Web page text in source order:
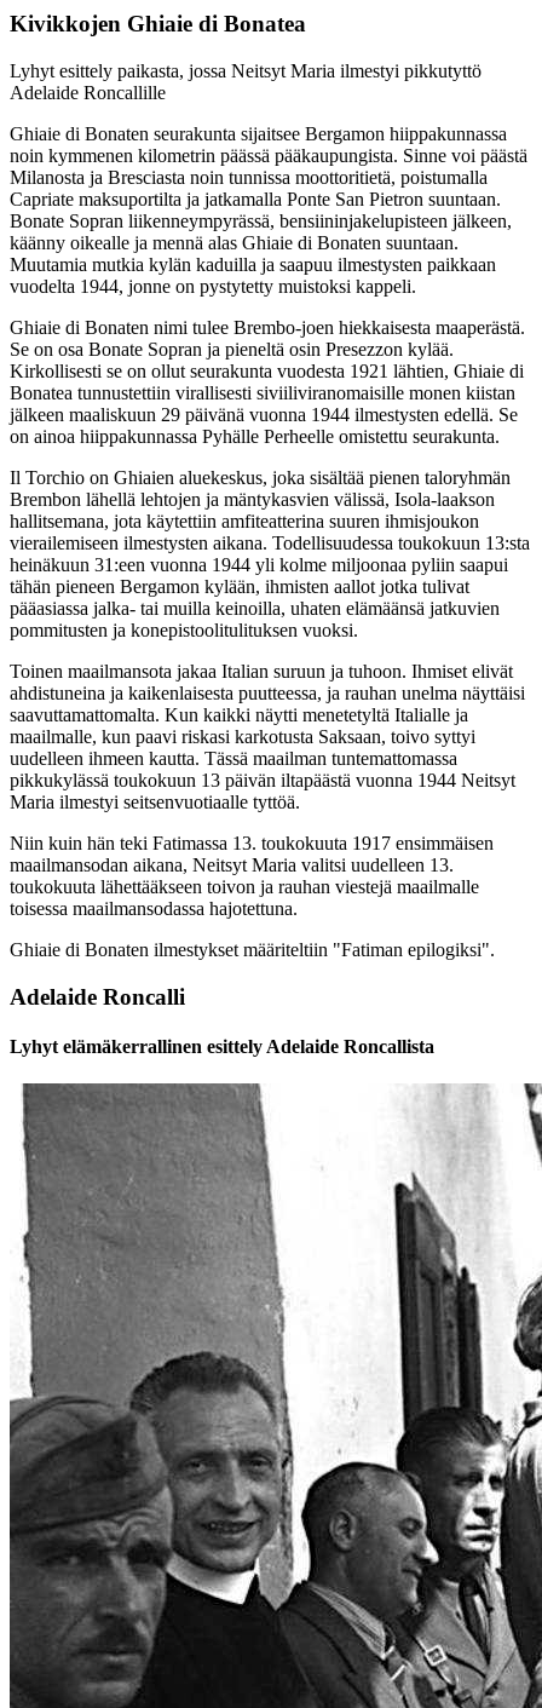
Kivikkojen Ghiaie di Bonatea
Lyhyt esittely paikasta, jossa Neitsyt Maria ilmestyi pikkutyttö
Adelaide Roncallille
Ghiaie di Bonaten seurakunta sijaitsee Bergamon hiippakunnassa
noin kymmenen kilometrin päässä pääkaupungista. Sinne voi päästä
Milanosta ja Bresciasta noin tunnissa moottoritietä, poistumalla
Capriate maksuportilta ja jatkamalla Ponte San Pietron suuntaan.
Bonate Sopran liikenneympyrässä, bensiininjakelupisteen jälkeen,
käänny oikealle ja mennä alas Ghiaie di Bonaten suuntaan.
Muutamia mutkia kylän kaduilla ja saapuu ilmestysten paikkaan
vuodelta 1944, jonne on pystytetty muistoksi kappeli.
Ghiaie di Bonaten nimi tulee Brembo-joen hiekkaisesta maaperästä.
Se on osa Bonate Sopran ja pieneltä osin Presezzon kylää.
Kirkollisesti se on ollut seurakunta vuodesta 1921 lähtien, Ghiaie di
Bonatea tunnustettiin virallisesti siviiliviranomaisille monen kiistan
jälkeen maaliskuun 29 päivänä vuonna 1944 ilmestysten edellä. Se
on ainoa hiippakunnassa Pyhälle Perheelle omistettu seurakunta.
Il Torchio on Ghiaien aluekeskus, joka sisältää pienen taloryhmän
Brembon lähellä lehtojen ja mäntykasvien välissä, Isola-laakson
hallitsemana, jota käytettiin amfiteatterina suuren ihmisjoukon
vierailemiseen ilmestysten aikana. Todellisuudessa toukokuun 13:sta
heinäkuun 31:een vuonna 1944 yli kolme miljoonaa pyliin saapui
tähän pieneen Bergamon kylään, ihmisten aallot jotka tulivat
pääasiassa jalka- tai muilla keinoilla, uhaten elämäänsä jatkuvien
pommitusten ja konepistoolitulituksen vuoksi.
Toinen maailmansota jakaa Italian suruun ja tuhoon. Ihmiset elivät
ahdistuneina ja kaikenlaisesta puutteessa, ja rauhan unelma näyttäisi
saavuttamattomalta. Kun kaikki näytti menetetyltä Italialle ja
maailmalle, kun paavi riskasi karkotusta Saksaan, toivo syttyi
uudelleen ihmeen kautta. Tässä maailman tuntemattomassa
pikkukylässä toukokuun 13 päivän iltapäästä vuonna 1944 Neitsyt
Maria ilmestyi seitsenvuotiaalle tyttöä.
Niin kuin hän teki Fatimassa 13. toukokuuta 1917 ensimmäisen
maailmansodan aikana, Neitsyt Maria valitsi uudelleen 13.
toukokuuta lähettääkseen toivon ja rauhan viestejä maailmalle
toisessa maailmansodassa hajotettuna.
Ghiaie di Bonaten ilmestykset määriteltiin "Fatiman epilogiksi".
Adelaide Roncalli
Lyhyt elämäkerrallinen esittely Adelaide Roncallista